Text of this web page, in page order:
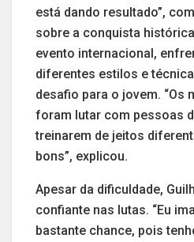
está dando resultado”,
sobre a conquista
evento internacional,
diferentes estilos e
desafio para o jovem. “Os
foram lutar com pessoas
treinarem de jeitos
bons”, explicou.
Apesar da dificuldade,
confiante nas lutas. “Eu
bastante chance, pois